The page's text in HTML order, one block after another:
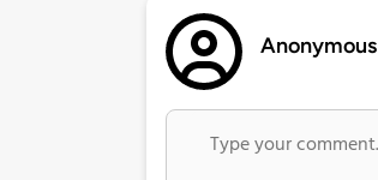
Anonymous